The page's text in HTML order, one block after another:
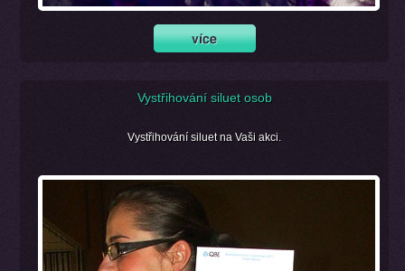
Vystřihování siluet osob
Vystřihování siluet na Vaši akci.